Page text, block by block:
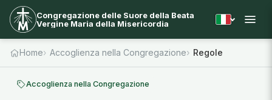
Congregazione delle Suore della Beata
Vergine Maria della Misericordia
Home Accoglienza nella Congregazione Regole
Accoglienza nella Congregazione